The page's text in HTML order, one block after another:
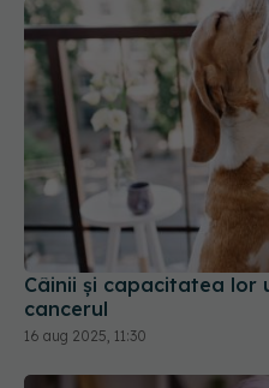
Câinii și capacitatea lor
cancerul
16 aug 2025, 11:30